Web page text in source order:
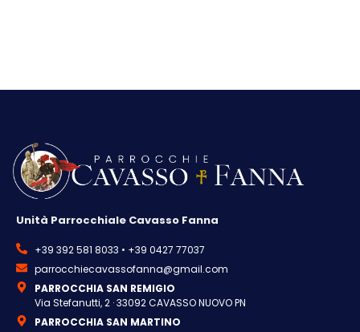
Unità Parrocchiale Cavasso Fanna
+39 392 581 8033 • +39 0427 77037
parrocchiecavassofanna@gmail.com
PARROCCHIA SAN REMIGIO
Via Stefanutti, 2 · 33092 CAVASSO NUOVO PN
PARROCCHIA SAN MARTINO